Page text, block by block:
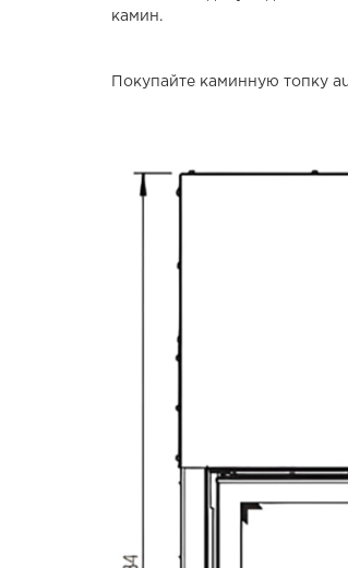
камин.
Покупайте каминную топку